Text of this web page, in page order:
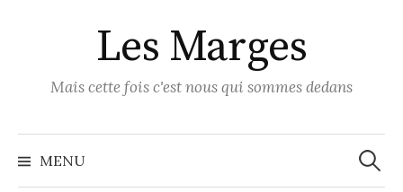
Les Marges
Mais cette fois c'est nous qui sommes dedans
MENU